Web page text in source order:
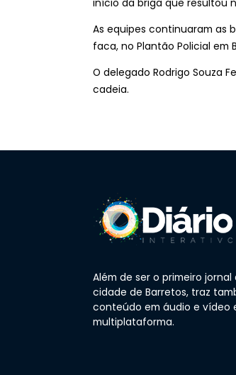
início da briga que resultou
As equipes continuaram as
faca, no Plantão Policial em
O delegado Rodrigo Souza
cadeia.
Além de ser o primeiro jornal
cidade de Barretos, traz
conteúdo em áudio e vídeo
multiplataforma.